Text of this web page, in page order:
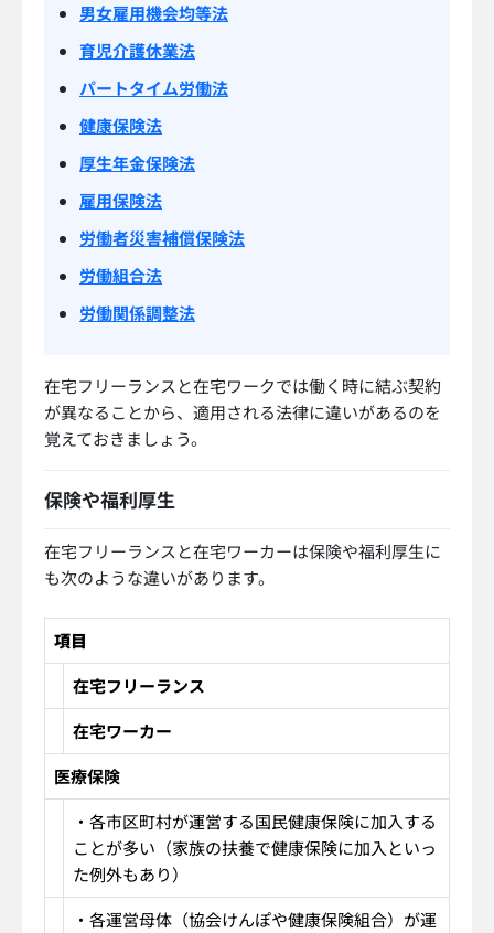
男女雇用機会均等法
育児介護休業法
パートタイム労働法
健康保険法
厚生年金保険法
雇用保険法
労働者災害補償保険法
労働組合法
労働関係調整法
在宅フリーランスと在宅ワークでは働く時に結ぶ契約
が異なることから、適用される法律に違いがあるのを
覚えておきましょう。
保険や福利厚生
在宅フリーランスと在宅ワーカーは保険や福利厚生に
も次のような違いがあります。
項目
在宅フリーランス
在宅ワーカー
医療保険
・各市区町村が運営する国民健康保険に加入する
ことが多い（家族の扶養で健康保険に加入といっ
た例外もあり）
・各運営母体（協会けんぽや健康保険組合）が運